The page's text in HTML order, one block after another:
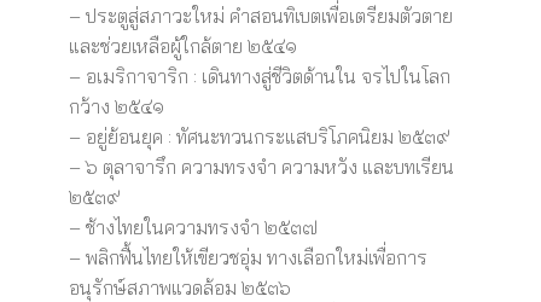
– ประตูสู่สภาวะใหม่ คำสอนทิเบตเพื่อเตรียมตัวตาย
และช่วยเหลือผู้ใกล้ตาย ๒๕๔๑
– อเมริกาจาริก : เดินทางสู่ชีวิตด้านใน จรไปในโลก
กว้าง ๒๕๔๑
– อยู่ย้อนยุค : ทัศนะทวนกระแสบริโภคนิยม ๒๕๓๙
– ๖ ตุลาจารึก ความทรงจำ ความหวัง และบทเรียน
๒๕๓๙
– ช้างไทยในความทรงจำ ๒๕๓๗
– พลิกฟื้นไทยให้เขียวชอุ่ม ทางเลือกใหม่เพื่อการ
อนุรักษ์สภาพแวดล้อม ๒๕๓๖